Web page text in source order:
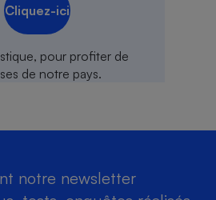
Cliquez-ici
notre newsletter